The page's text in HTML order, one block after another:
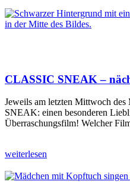
CLASSIC SNEAK –
Jeweils am letzten Mittwoch
SNEAK: einen besonderen
Überraschungsfilm! Welcher
weiterlesen